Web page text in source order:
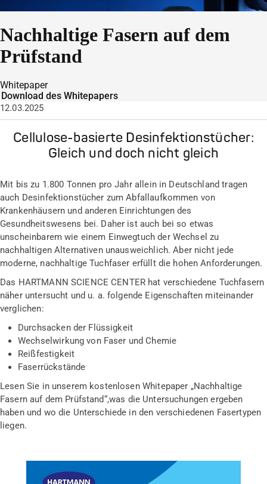
Nachhaltige Fasern auf dem
Prüfstand
Whitepaper
Download des Whitepapers
12.03.2025
Cellulose-basierte Desinfektionstücher:
Gleich und doch nicht gleich
Mit bis zu 1.800 Tonnen pro Jahr allein in Deutschland tragen
auch Desinfektionstücher zum Abfallaufkommen von
Krankenhäusern und anderen Einrichtungen des
Gesundheitswesens bei. Daher ist auch bei so etwas
unscheinbarem wie einem Einwegtuch der Wechsel zu
nachhaltigen Alternativen unausweichlich. Aber nicht jede
moderne, nachhaltige Tuchfaser erfüllt die hohen Anforderungen.
Das HARTMANN SCIENCE CENTER hat verschiedene Tuchfasern
näher untersucht und u. a. folgende Eigenschaften miteinander
verglichen:
Durchsacken der Flüssigkeit
Wechselwirkung von Faser und Chemie
Reißfestigkeit
Faserrückstände
Lesen Sie in unserem kostenlosen Whitepaper „Nachhaltige
Fasern auf dem Prüfstand“,was die Untersuchungen ergeben
haben und wo die Unterschiede in den verschiedenen Fasertypen
liegen.